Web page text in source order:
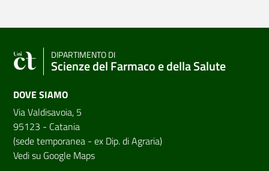
DIPARTIMENTO DI
Scienze del Farmaco e della Salute
DOVE SIAMO
Via Valdisavoia, 5
95123 - Catania
(sede temporanea - ex Dip. di Agraria)
Vedi su Google Maps